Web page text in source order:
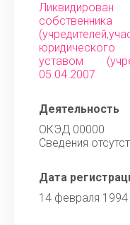
уставом
05.04.2007
Деятельность
ОКЭД 00000
Cведения
Дата
14 февраля 1994